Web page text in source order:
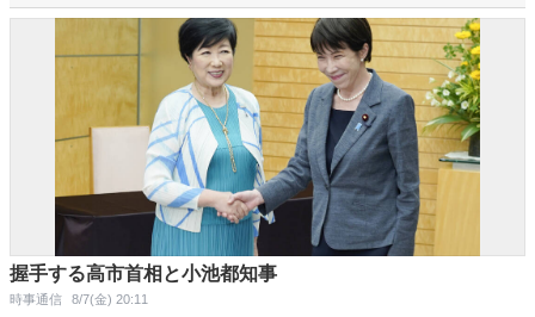
握手する高市首相と小池都知事
時事通信 8/7(金) 20:11